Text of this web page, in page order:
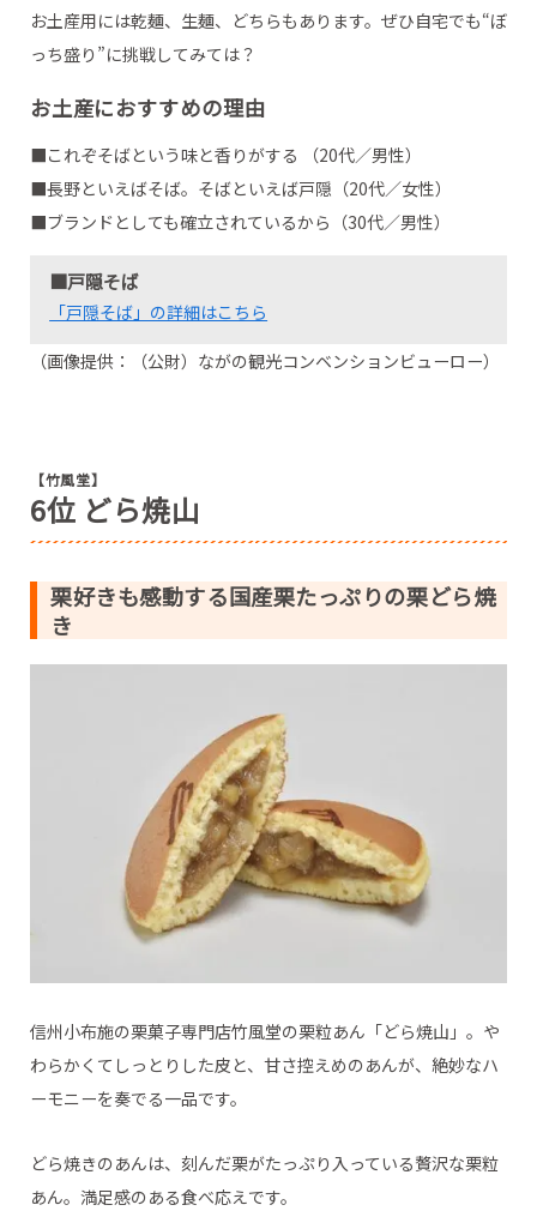
お土産用には乾麺、生麺、どちらもあります。ぜひ自宅でも“ぼ
っち盛り”に挑戦してみては？
お土産におすすめの理由
■これぞそばという味と香りがする （20代／男性）
■長野といえばそば。そばといえば戸隠（20代／女性）
■ブランドとしても確立されているから（30代／男性）
■戸隠そば
「戸隠そば」の詳細はこちら
（画像提供：（公財）ながの観光コンベンションビューロー）
【竹風堂】
6位 どら焼山
栗好きも感動する国産栗たっぷりの栗どら焼
き
信州小布施の栗菓子専門店竹風堂の栗粒あん「どら焼山」。や
わらかくてしっとりした皮と、甘さ控えめのあんが、絶妙なハ
ーモニーを奏でる一品です。
どら焼きのあんは、刻んだ栗がたっぷり入っている贅沢な栗粒
あん。満足感のある食べ応えです。